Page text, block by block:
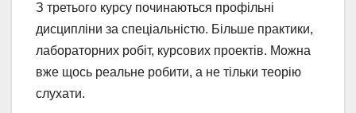
З третього курсу починаються профільні
дисципліни за спеціальністю. Більше практики,
лабораторних робіт, курсових проектів. Можна
вже щось реальне робити, а не тільки теорію
слухати.